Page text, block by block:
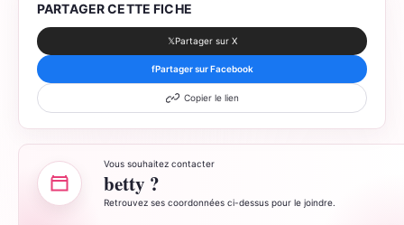
PARTAGER CETTE FICHE
𝕏Partager sur X
fPartager sur Facebook
Copier le lien
Vous souhaitez contacter
betty ?
Retrouvez ses coordonnées ci-dessus pour le joindre.